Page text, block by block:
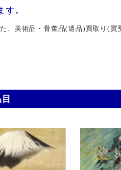
。
、美術品・骨董品(遺品)買取り(買